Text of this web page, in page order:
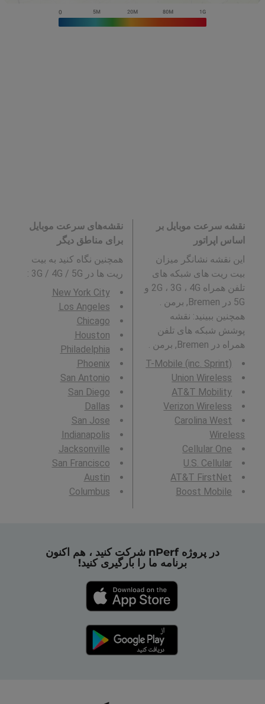
نقشه سرعت موبایل بر
اساس اپراتور
این نقشه نشانگر میزان
بیت ریت های شبکه های
تلفن همراه 2G ، 3G ، 4G و
5G در Bremen, برمن .
همچنین ببینید: نقشه
پوشش شبکه های تلفن
همراه در Bremen, برمن .
T-Mobile (inc. Sprint)
Union Wireless
AT&T Mobility
Verizon Wireless
Carolina West
Wireless
Cellular One
U.S. Cellular
AT&T FirstNet
Boost Mobile
نقشه‌های سرعت موبایل
برای مناطق دیگر
همچنین نگاه کنید به بیت
ریت ها در 3G / 4G / 5G
:
New York City
Los Angeles
Chicago
Houston
Philadelphia
Phoenix
San Antonio
San Diego
Dallas
San Jose
Indianapolis
Jacksonville
San Francisco
Austin
Columbus
در پروژه nPerf شرکت کنید ، هم اکنون
برنامه ما را بارگیری کنید!